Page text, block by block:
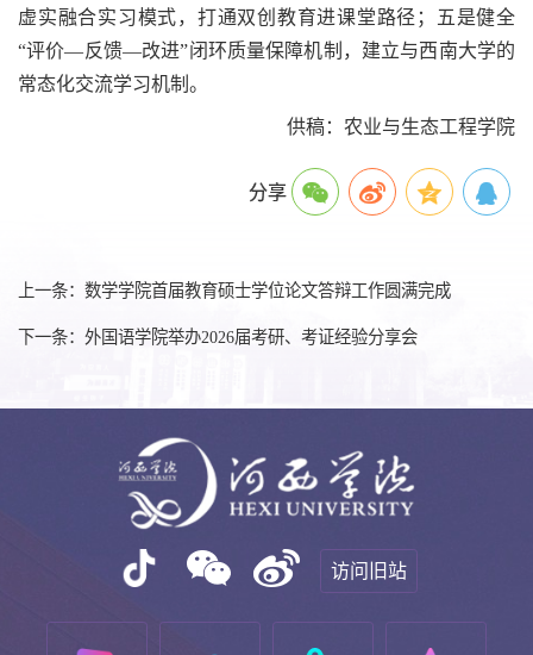
虚实融合实习模式，打通双创教育进课堂路径；五是健全
“评价—反馈—改进”闭环质量保障机制，建立与西南大学的
常态化交流学习机制。
供稿：农业与生态工程学院
分享
上一条：数学学院首届教育硕士学位论文答辩工作圆满完成
下一条：外国语学院举办2026届考研、考证经验分享会
访问旧站